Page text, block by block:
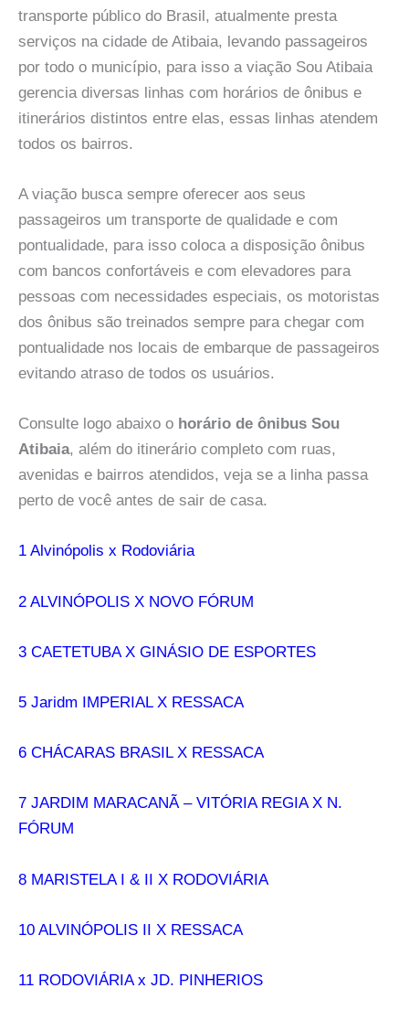
transporte público do Brasil, atualmente presta
serviços na cidade de Atibaia, levando passageiros
por todo o município, para isso a viação Sou Atibaia
gerencia diversas linhas com horários de ônibus e
itinerários distintos entre elas, essas linhas atendem
todos os bairros.
A viação busca sempre oferecer aos seus
passageiros um transporte de qualidade e com
pontualidade, para isso coloca a disposição ônibus
com bancos confortáveis e com elevadores para
pessoas com necessidades especiais, os motoristas
dos ônibus são treinados sempre para chegar com
pontualidade nos locais de embarque de passageiros
evitando atraso de todos os usuários.
Consulte logo abaixo o horário de ônibus Sou
Atibaia, além do itinerário completo com ruas,
avenidas e bairros atendidos, veja se a linha passa
perto de você antes de sair de casa.
1 Alvinópolis x Rodoviária
2 ALVINÓPOLIS X NOVO FÓRUM
3 CAETETUBA X GINÁSIO DE ESPORTES
5 Jaridm IMPERIAL X RESSACA
6 CHÁCARAS BRASIL X RESSACA
7 JARDIM MARACANÃ – VITÓRIA REGIA X N.
FÓRUM
8 MARISTELA I & II X RODOVIÁRIA
10 ALVINÓPOLIS II X RESSACA
11 RODOVIÁRIA x JD. PINHERIOS